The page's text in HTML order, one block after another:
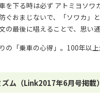
を下る時は必ず アトミヨソ
ぐおまじないで、「ソワカ」
の最後に唱えることで、思い
の「乗車の心得」。100年以
ム（Link2017年6月号掲載）